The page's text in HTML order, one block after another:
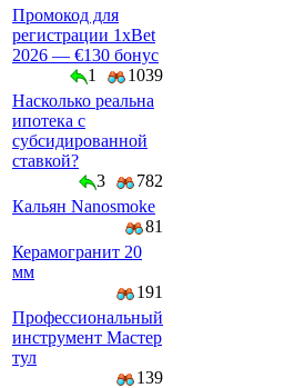
Промокод для
регистрации 1xBet
2026 — €130 бонус
1
1039
Насколько реальна
ипотека с
субсидированной
ставкой?
3
782
Кальян Nanosmoke
81
Керамогранит 20
мм
191
Профессиональный
инструмент Мастер
тул
139